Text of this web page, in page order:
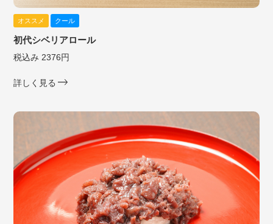
オススメ クール
初代シベリアロール
税込み 2376円
詳しく見る